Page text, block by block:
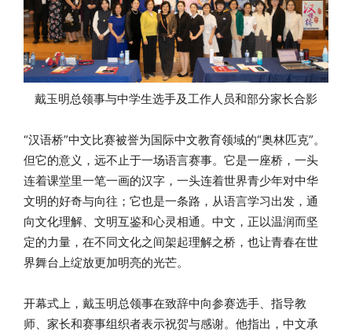
戴玉明总领事与中学生选手及工作人员和部分家长合影
“汉语桥”中文比赛被誉为国际中文教育领域的“奥林匹克”。
但它的意义，远不止于一场语言赛事。它是一座桥，一头
连着课堂里一笔一画的汉字，一头连着世界青少年对中华
文明的好奇与向往；它也是一条路，从语言学习出发，通
向文化理解、文明互鉴和心灵相通。中文，正以温润而坚
定的力量，在不同文化之间架起理解之桥，也让青春在世
界舞台上绽放更加明亮的光芒。
开幕式上，戴玉明总领事在致辞中向参赛选手、指导教
师、家长和赛事组织者表示祝贺与感谢。他指出，中文承